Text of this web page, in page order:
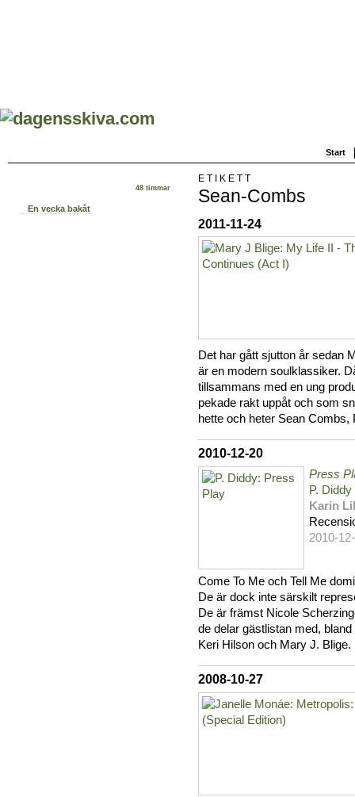
Start
48 timmar
En vecka bakåt
ETIKETT
Sean-Combs
2011-11-24
Det har gått sjutton år sedan
är en modern soulklassiker.
tillsammans med en ung
pekade rakt uppåt och som
hette och heter Sean
2010-12-20
Press
P. Diddy
Karin
2010-
Come To Me och Tell Me
De är dock inte särskilt
De är främst Nicole
de delar gästlistan med,
Keri Hilson och Mary J.
2008-10-27